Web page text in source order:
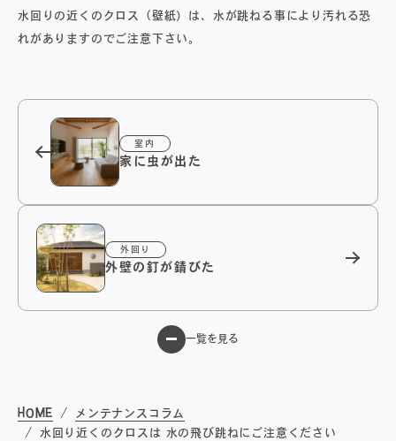
オーナーズボイス
メンテナンスコラム
会社案内
お問い合わせ
プライバシーポリシー
水回りの近くのクロス（壁紙）は、​水が跳ねる事により汚れる恐
れがありますのでご注意下さい。
室内
家に虫が出た
外回り
外壁の釘が錆びた
一覧を見る
HOME
メンテナンスコラム
水回り近くのクロスは 水の飛び跳ねにご注意ください